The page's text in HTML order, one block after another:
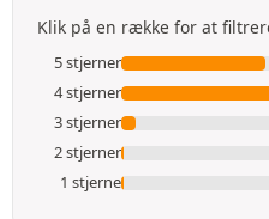
Klik på en række for at
5 stjerner
4 stjerner
3 stjerner
2 stjerner
1 stjerne